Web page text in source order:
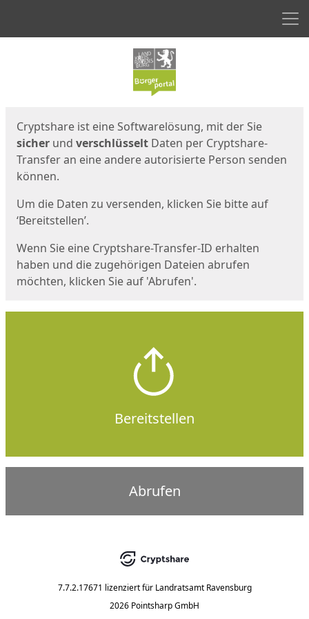
Cryptshare ist eine Softwarelösung, mit der Sie
sicher und verschlüsselt Daten per Cryptshare-
Transfer an eine andere autorisierte Person senden
können.
Um die Daten zu versenden, klicken Sie bitte auf
‘Bereitstellen’.
Wenn Sie eine Cryptshare-Transfer-ID erhalten
haben und die zugehörigen Dateien abrufen
möchten, klicken Sie auf 'Abrufen'.
Bereitstellen
Abrufen
7.7.2.17671 lizenziert für Landratsamt Ravensburg
2026 Pointsharp GmbH